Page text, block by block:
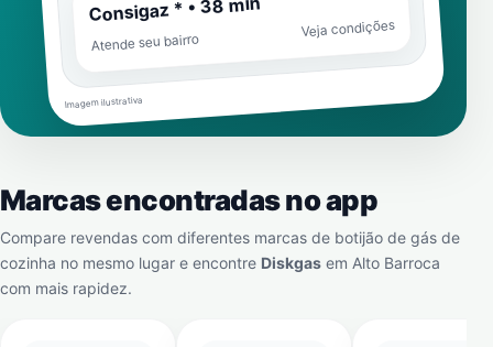
Consigaz * • 38 min
Atende seu bairro
Veja condições
Imagem ilustrativa
Marcas encontradas no app
Compare revendas com diferentes marcas de botijão de gás de
cozinha no mesmo lugar e encontre Diskgas em Alto Barroca
com mais rapidez.